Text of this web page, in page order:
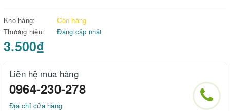
Kho hàng:
Còn hàng
Thương hiệu:
Đang cập nhật
3.500₫
Liên hệ mua hàng
0964-230-278
Địa chỉ cửa hàng